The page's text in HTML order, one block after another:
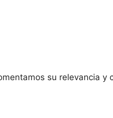
su relevancia y